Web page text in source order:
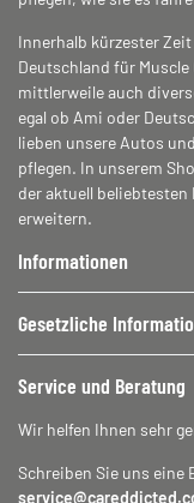
Innerhalb kürzester
Deutschland für
mittlerweile auch
egal ob Ami oder
lieben unsere Autos
pflegen. In unserem
der aktuell
erweitern.
Informationen
Gesetzliche
Service und Beratung
Wir helfen Ihnen sehr
Schreiben Sie uns eine